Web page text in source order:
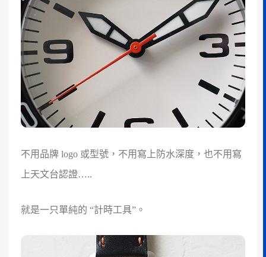
不用品牌 logo 或型號，不用寫上防水深度，也不用寫
上天文台認證…..
就是一只單純的 “計時工具”。